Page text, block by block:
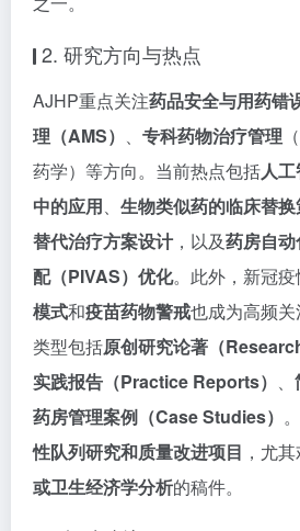
2. 研究方向与热点
AJHP重点关注药品安全与用药错
理（AMS） 、 专科药物治疗管理
药学）等方向。当前热点包括人
中的应用、 生物类似药的临床替
替代治疗方案设计，以及药房自
配（PIVAS）优化。此外，新冠
模式和疫苗药物警戒也成为高频
类型包括原创研究论著（
实践报告（Practice Reports） 、
药房管理案例（Case Studies）
性队列研究和质量改进项目 ，尤
或卫生经济学分析的稿件。